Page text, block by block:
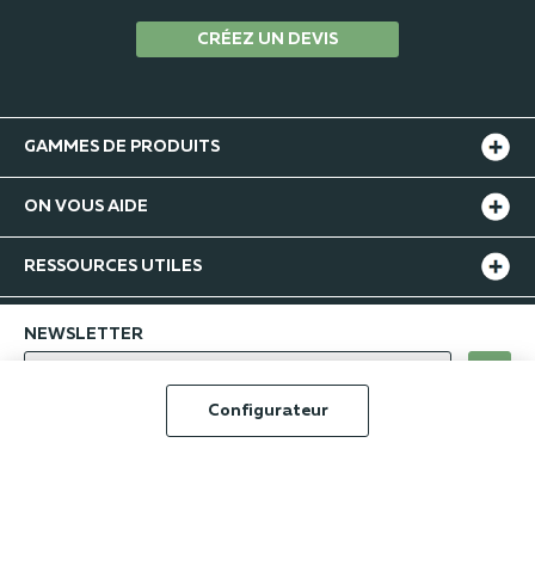
CRÉEZ UN DEVIS
GAMMES DE PRODUITS
ON VOUS AIDE
RESSOURCES UTILES
NEWSLETTER
Configurateur